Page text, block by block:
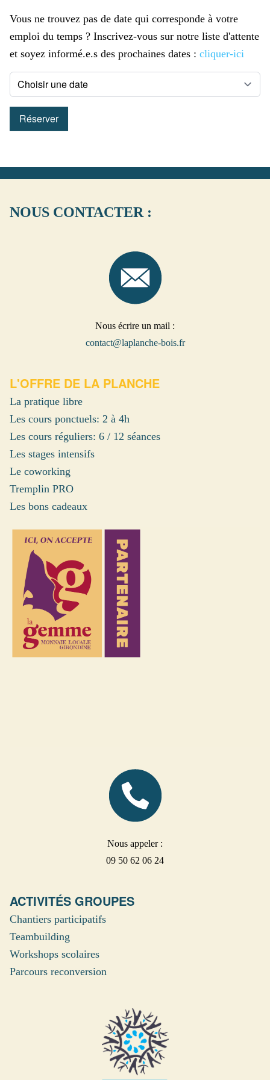
Vous ne trouvez pas de date qui corresponde à votre
emploi du temps ? Inscrivez-vous sur notre liste d'attente
et soyez informé.e.s des prochaines dates : cliquer-ici
Réserver
NOUS CONTACTER :
Nous écrire un mail :
contact@laplanche-bois.fr
L'OFFRE DE LA PLANCHE
La pratique libre
Les cours ponctuels: 2 à 4h
Les cours réguliers: 6 / 12 séances
Les stages intensifs
Le coworking
Tremplin PRO
Les bons cadeaux
Nous appeler :
09 50 62 06 24
ACTIVITÉS GROUPES
Chantiers participatifs
Teambuilding
Workshops scolaires
Parcours reconversion